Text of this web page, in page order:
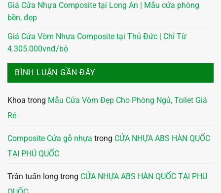
Giá Cửa Nhựa Composite tại Long An | Mẫu cửa phòng
bền, đẹp
Giá Cửa Vòm Nhựa Composite tại Thủ Đức | Chỉ Từ
4.305.000vnđ/bộ
BÌNH LUẬN GẦN ĐÂY
Khoa trong Mẫu Cửa Vòm Đẹp Cho Phòng Ngủ, Toilet Giá
Rẻ
Composite Cửa gỗ nhựa trong CỬA NHỰA ABS HÀN QUỐC
TẠI PHÚ QUỐC
Trần tuấn long trong CỬA NHỰA ABS HÀN QUỐC TẠI PHÚ